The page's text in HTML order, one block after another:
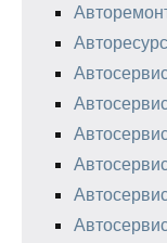
Авторесурс